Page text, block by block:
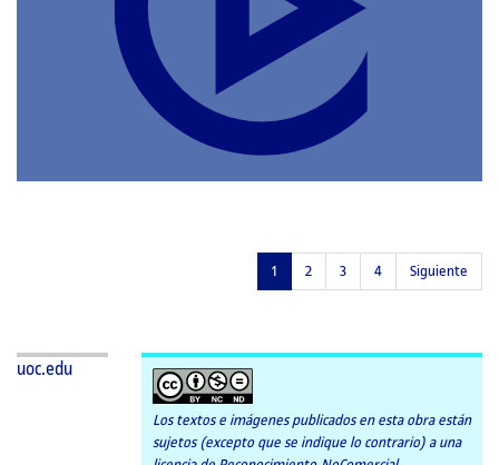
CATEGORÍAS:
1 2 3 4 Siguiente
uoc.edu
Los textos e imágenes publicados en esta obra están
sujetos (excepto que se indique lo contrario) a una